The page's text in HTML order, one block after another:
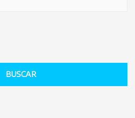
BUSCAR